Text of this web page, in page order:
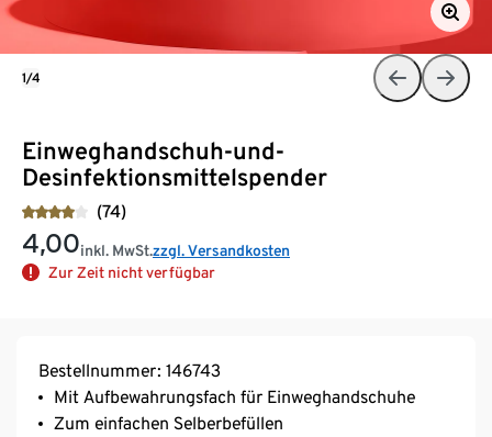
Einweghandschuh-und-
Desinfektionsmittelspender
(74)
4,00inkl. MwSt.zzgl. Versandkosten
Zur Zeit nicht verfügbar
1/4
Bestellnummer: 146743
Mit Aufbewahrungsfach für Einweghandschuhe
Zum einfachen Selberbefüllen